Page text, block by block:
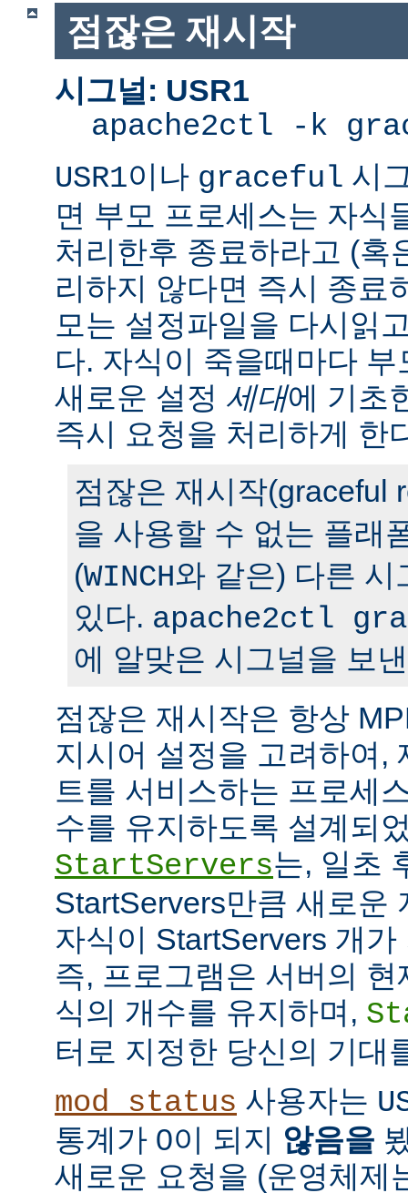
점잖은 재시작
시그널: USR1
apache2ctl -k
USR1이나 graceful 시
면 부모 프로세스는 자식
처리한후 종료하라고 (혹
리하지 않다면 즉시 종료
모는 설정파일을 다시읽
다. 자식이 죽을때마다
새로운 설정 세대에 기초
즉시 요청을 처리하게 한
점잖은 재시작(graceful
을 사용할 수 없는 플래
(WINCH와 같은) 다른 시
있다. apache2ctl
에 알맞은 시그널을 보
점잖은 재시작은 항상
지시어 설정을 고려하여,
트를 서비스하는 프로세
수를 유지하도록 설계되
StartServers는, 일초
StartServers만큼 새로운
자식이 StartServers 개
즉, 프로그램은 서버의
식의 개수를 유지하며,
터로 지정한 당신의 기대
mod_status 사용자는
통계가 0이 되지 않음을
새로운 요청을 (운영체제